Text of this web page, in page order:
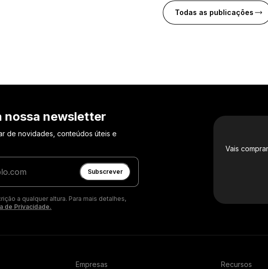
Todas as publicações
nossa newsletter
de novidades, conteúdos úteis e
Subscrever
a qualquer altura. Para mais detalhes,
de Privacidade.
Vais
Empresas Recursos